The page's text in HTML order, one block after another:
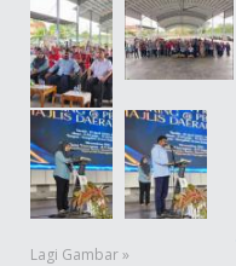
Lagi Gambar »